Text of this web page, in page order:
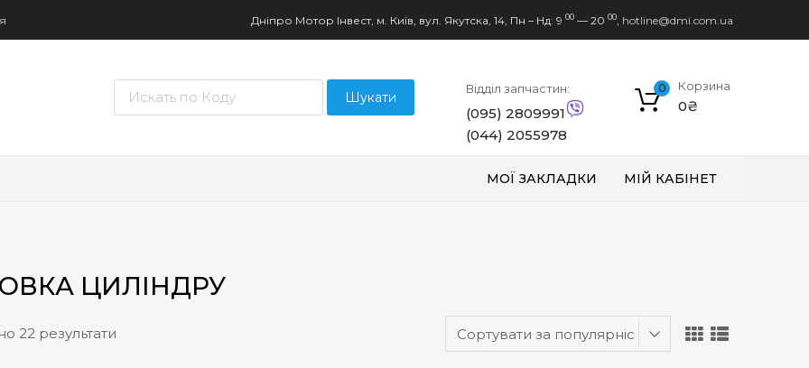
Дніпро Мотор Інвест, м. Київ, вул. Якутска, 14, Пн – Нд: 9 00 — 20 00 hotline@dmi.com.ua
Пошук товарів Шукати
Відділ запчастин:
(095) 2809991
(044) 2055978
Корзина
0₴
0
МІЙ КАБІНЕТ
МОЇ ЗАКЛАДКИ
ЦИЛІНДРУ
22 результати